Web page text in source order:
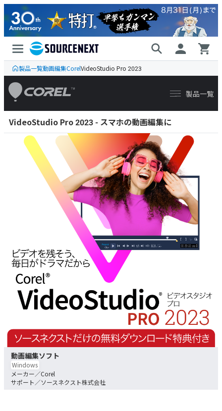
製品一覧動画編集CorelVideoStudio Pro 2023
VideoStudio Pro 2023 - スマホの動画編集に
動画編集ソフト
Windows
Corel
ソースネクスト株式会社